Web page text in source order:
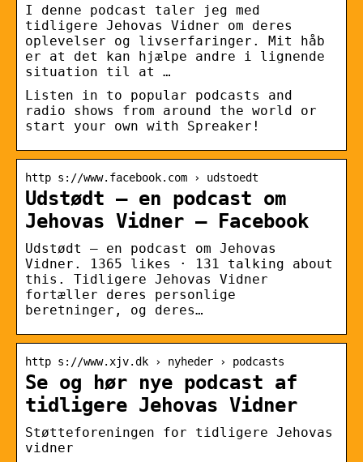
I denne podcast taler jeg med
tidligere Jehovas Vidner om deres
oplevelser og livserfaringer. Mit håb
er at det kan hjælpe andre i lignende
situation til at …
Listen in to popular podcasts and
radio shows from around the world or
start your own with Spreaker!
http s://www.facebook.com › udstoedt
Udstødt – en podcast om
Jehovas Vidner – Facebook
Udstødt – en podcast om Jehovas
Vidner. 1365 likes · 131 talking about
this. Tidligere Jehovas Vidner
fortæller deres personlige
beretninger, og deres…
http s://www.xjv.dk › nyheder › podcasts
Se og hør nye podcast af
tidligere Jehovas Vidner
Støtteforeningen for tidligere Jehovas
vidner